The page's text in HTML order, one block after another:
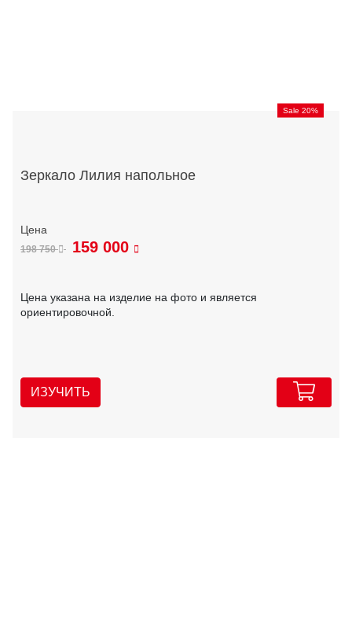
Sale 20%
Зеркало Лилия напольное
198 750 159 000
Цена указана на изделие на фото и является
ориентировочной.
ИЗУЧИТЬ